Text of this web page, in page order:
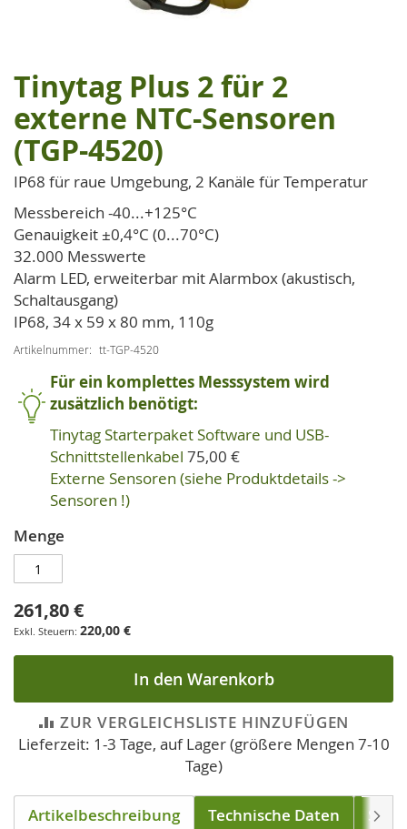
Zum
Anfang
der
Bildgalerie
springen
Tinytag Plus 2 für 2
externe NTC-Sensoren
(TGP-4520)
IP68 für raue Umgebung, 2 Kanäle für Temperatur
Messbereich -40...+125°C
Genauigkeit ±0,4°C (0...70°C)
32.000 Messwerte
Alarm LED, erweiterbar mit Alarmbox (akustisch,
Schaltausgang)
IP68, 34 x 59 x 80 mm, 110g
Artikelnummer tt-TGP-4520
Für ein komplettes Messsystem wird
zusätzlich benötigt:
Tinytag Starterpaket Software und USB-
Schnittstellenkabel 75,00 €
Externe Sensoren (siehe Produktdetails ->
Sensoren !)
Menge
261,80 €
220,00 €
In den Warenkorb
ZUR VERGLEICHSLISTE HINZUFÜGEN
Lieferzeit: 1-3 Tage, auf Lager (größere Mengen 7-10
Tage)
Artikelbeschreibung Technische Daten